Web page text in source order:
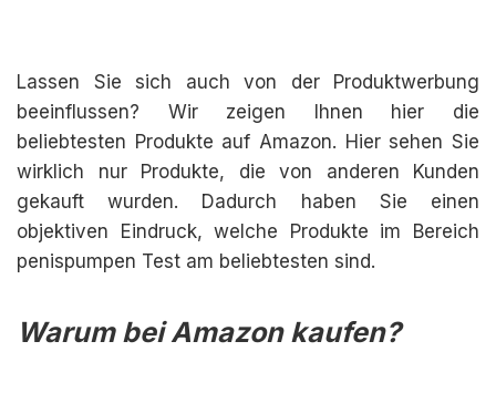
Lassen Sie sich auch von der Produktwerbung
beeinflussen? Wir zeigen Ihnen hier die
beliebtesten Produkte auf Amazon. Hier sehen Sie
wirklich nur Produkte, die von anderen Kunden
gekauft wurden. Dadurch haben Sie einen
objektiven Eindruck, welche Produkte im Bereich
penispumpen Test am beliebtesten sind.
Warum bei Amazon kaufen?